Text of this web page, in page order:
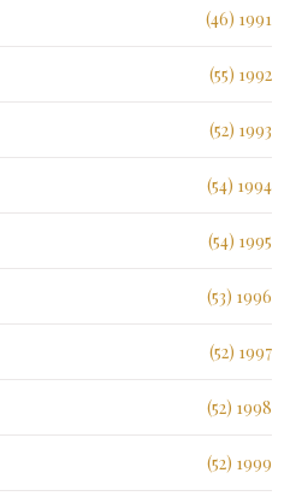
1991 (46)
1992 (55)
1993 (52)
1994 (54)
1995 (54)
1996 (53)
1997 (52)
1998 (52)
1999 (52)